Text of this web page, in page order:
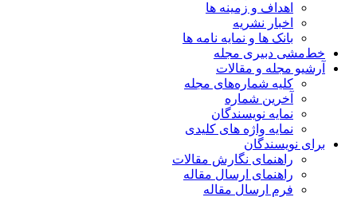
اهداف و زمینه ها
اخبار نشریه
بانک ها و نمایه نامه ها
خط‌مشی دبیری مجله
آرشیو مجله و مقالات
کلیه شماره‌های مجله
آخرین شماره
نمایه نویسندگان
نمایه واژه های کلیدی
برای نویسندگان
راهنمای نگارش مقالات
راهنمای ارسال مقاله
فرم ارسال مقاله